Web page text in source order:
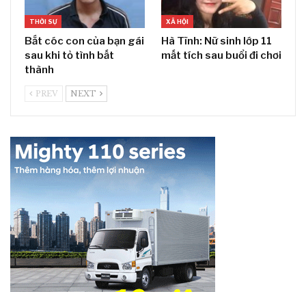
THỜI SỰ
Bắt cóc con của bạn gái
sau khi tỏ tình bất
thành
XÃ HỘI
Hà Tĩnh: Nữ sinh lớp 11
mất tích sau buổi đi chơi
PREV NEXT